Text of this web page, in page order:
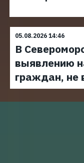
05.08.2026 14:46
В
выявлению
граждан, не